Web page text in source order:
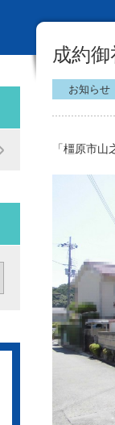
成約
お知らせ
「橿原市